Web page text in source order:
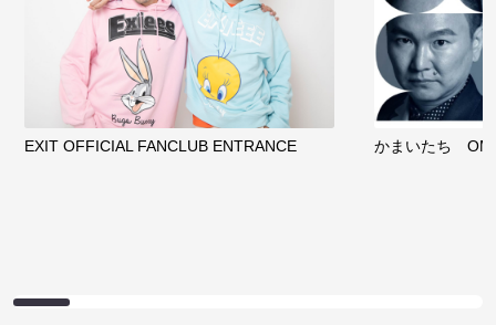
EXIT OFFICIAL FANCLUB ENTRANCE かまいたち